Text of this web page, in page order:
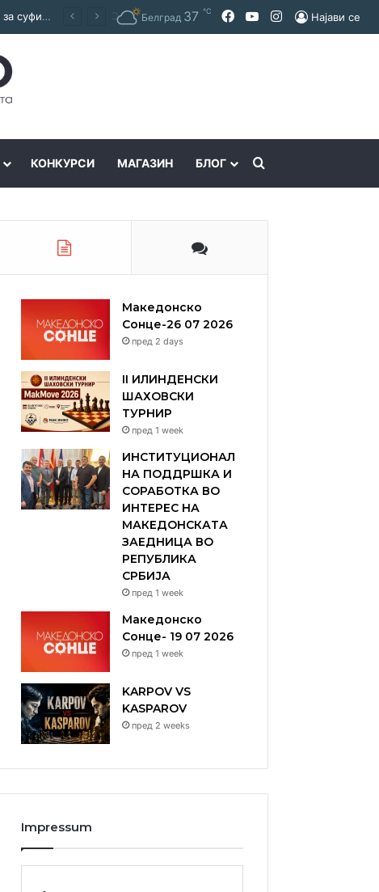
Покраинска поддршка за работата на Македонскиот национален совет: потпишан договор за суфинансирање на активностите Белград 37 ℃ Facebook
YouTubeInstagram
Најави се
КОНКУРСИ МАГАЗИН БЛОГ
Македонско
Сонце-26 07 2026
пред 2 days
II ИЛИНДЕНСКИ
ШАХОВСКИ
ТУРНИР
пред 1 week
ИНСТИТУЦИОНАЛ
НА ПОДДРШКА И
СОРАБОТКА ВО
ИНТЕРЕС НА
МАКЕДОНСКАТА
ЗАЕДНИЦА ВО
РЕПУБЛИКА
СРБИЈА
пред 1 week
Македонско
Сонце- 19 07 2026
пред 1 week
KARPOV VS
KASPAROV
пред 2 weeks
Impressum